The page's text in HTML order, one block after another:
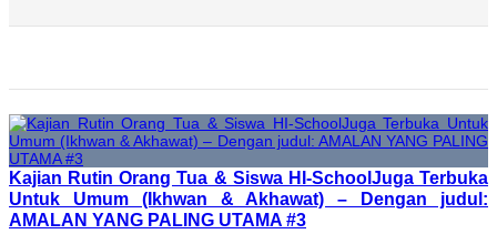
Kajian Rutin Orang Tua & Siswa HI-SchoolJuga Terbuka
Untuk Umum (Ikhwan & Akhawat) – Dengan judul:
AMALAN YANG PALING UTAMA #3